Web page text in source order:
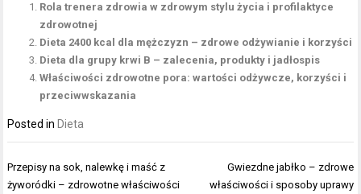
Rola trenera zdrowia w zdrowym stylu życia i profilaktyce
zdrowotnej
Dieta 2400 kcal dla mężczyzn – zdrowe odżywianie i korzyści
Dieta dla grupy krwi B – zalecenia, produkty i jadłospis
Właściwości zdrowotne pora: wartości odżywcze, korzyści i
przeciwwskazania
Posted in Dieta
Nawigacja
wpisu
Przepisy na sok, nalewkę i maść z
żyworódki – zdrowotne właściwości
Gwiezdne jabłko – zdrowe
właściwości i sposoby uprawy